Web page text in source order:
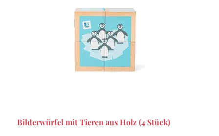
Bilderwürfel mit Tieren aus Holz (4 Stück)